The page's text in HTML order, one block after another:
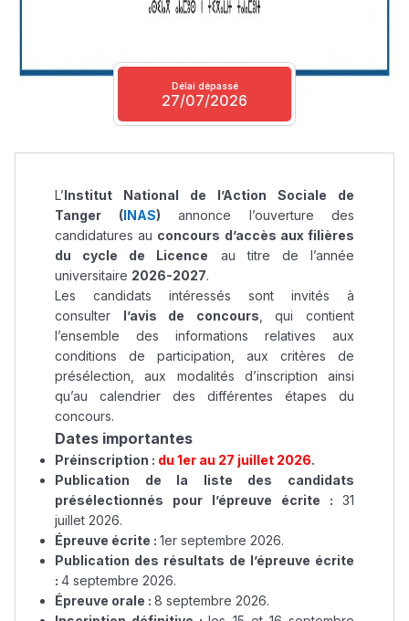
Délai dépassé
27/07/2026
L’Institut National de l’Action Sociale de
Tanger (INAS) annonce l’ouverture des
candidatures au concours d’accès aux filières
du cycle de Licence au titre de l’année
universitaire 2026-2027.
Les candidats intéressés sont invités à
consulter l’avis de concours , qui contient
l’ensemble des informations relatives aux
conditions de participation, aux critères de
présélection, aux modalités d’inscription ainsi
qu’au calendrier des différentes étapes du
concours.
Dates importantes
Préinscription : du 1er au 27 juillet 2026.
Publication de la liste des candidats
présélectionnés pour l’épreuve écrite : 31
juillet 2026.
Épreuve écrite : 1er septembre 2026.
Publication des résultats de l’épreuve écrite
: 4 septembre 2026.
Épreuve orale : 8 septembre 2026.